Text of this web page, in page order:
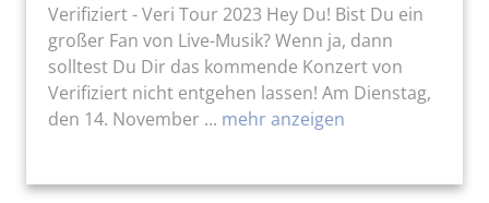
Verifiziert - Veri Tour 2023 Hey Du! Bist Du ein
großer Fan von Live-Musik? Wenn ja, dann
solltest Du Dir das kommende Konzert von
Verifiziert nicht entgehen lassen! Am Dienstag,
den 14. November ... mehr anzeigen